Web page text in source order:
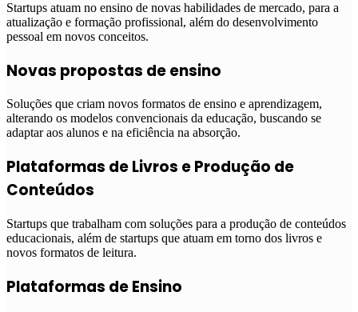
Startups atuam no ensino de novas habilidades de mercado, para a
atualização e formação profissional, além do desenvolvimento
pessoal em novos conceitos.
Novas propostas de ensino
Soluções que criam novos formatos de ensino e aprendizagem,
alterando os modelos convencionais da educação, buscando se
adaptar aos alunos e na eficiência na absorção.
Plataformas de Livros e Produção de
Conteúdos
Startups que trabalham com soluções para a produção de conteúdos
educacionais, além de startups que atuam em torno dos livros e
novos formatos de leitura.
Plataformas de Ensino